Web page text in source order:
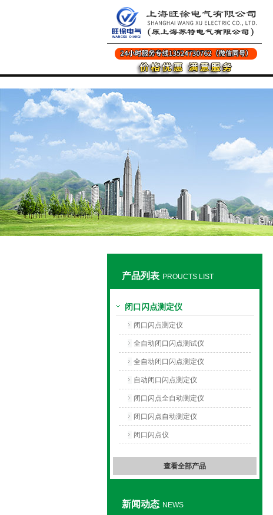
产品列表 PROUCTS LIST
闭口闪点测定仪
闭口闪点测定仪
全自动闭口闪点测试仪
全自动闭口闪点测定仪
自动闭口闪点测定仪
闭口闪点全自动测定仪
闭口闪点自动测定仪
闭口闪点仪
查看全部产品
新闻动态 NEWS